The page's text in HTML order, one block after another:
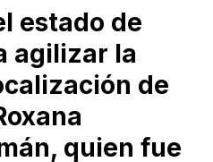
estado de
agilizar la
de
quien fue